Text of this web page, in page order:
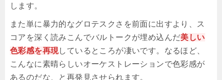
します。
また単に暴力的なグロテスクさを前面に出すより、ス
コアを深く読みこんでバルトークが埋め込んだ美しい
色彩感を再現しているところが凄いです。なるほど、
こんなに素晴らしいオーケストレーションで色彩感が
あるのだな、と再発見させられます。